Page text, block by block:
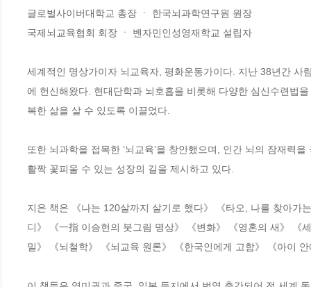
글로벌사이버대학교 총장 ㆍ 한국뇌과학연구원 원장
국제뇌교육협회 회장 ㆍ 벤자민인성영재학교 설립자
세계적인 명상가이자 뇌교육자, 평화운동가이다. 지난 38년간
에 헌신해왔다. 현대단학과 뇌호흡을 비롯해 다양한 심신수련법
복한 삶을 살 수 있도록 이끌었다.
또한 뇌과학을 접목한 ‘뇌교육’을 창안했으며, 인간 뇌의 잠재력
활짝 꽃피울 수 있는 성장의 길을 제시하고 있다.
지은 책은 《나는 120살까지 살기로 했다》 《타오, 나를 찾아가
디》 《一指 이승헌의 붓그림 명상》 《변화》 《영혼의 새》 《
밀》 《뇌철학》 《뇌교육 원론》 《한국인에게 고함》 《아이